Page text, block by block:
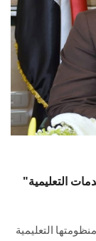
التعليمية"
التعليمية